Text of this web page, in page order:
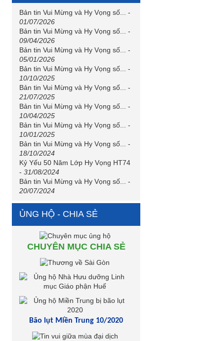
Bản tin Vui Mừng và Hy Vọng số...
-
01/07/2026
Bản tin Vui Mừng và Hy Vọng số...
-
09/04/2026
Bản tin Vui Mừng và Hy Vọng số...
-
05/01/2026
Bản tin Vui Mừng và Hy Vọng số...
-
10/10/2025
Bản tin Vui Mừng và Hy Vọng số...
-
21/07/2025
Bản tin Vui Mừng và Hy Vọng số...
-
10/04/2025
Bản tin Vui Mừng và Hy Vọng số...
-
10/01/2025
Bản tin Vui Mừng và Hy Vọng số...
-
18/10/2024
Kỷ Yếu 50 Năm Lớp Hy Vọng HT74
- 31/08/2024
Bản tin Vui Mừng và Hy Vọng số...
-
20/07/2024
ỦNG HỘ - CHIA SẺ
CHUYÊN MỤC CHIA SẺ
Bão lụt Miền Trung 10/2020